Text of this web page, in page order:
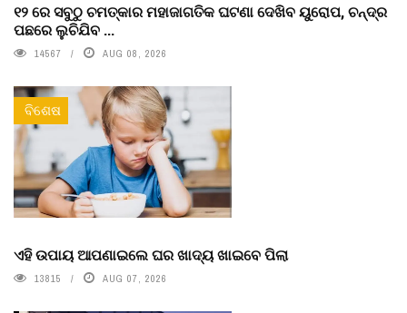
୧୨ ରେ ସବୁଠୁ ଚମତ୍କାର ମହାଜାଗତିକ ଘଟଣା ଦେଖିବ ୟୁରୋପ, ଚନ୍ଦ୍ର
ପଛରେ ଲୁଚିଯିବ ...
14567 AUG 08, 2026
ବିଶେଷ
ଏହି ଉପାୟ ଆପଣାଇଲେ ଘର ଖାଦ୍ୟ ଖାଇବେ ପିଲା
13815 AUG 07, 2026